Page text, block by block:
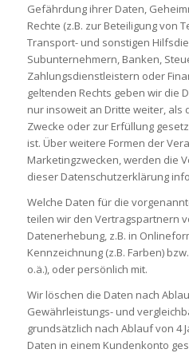
Gefährdung ihrer Daten,
Rechte (z.B. zur Beteiligung von
Transport- und sonstigen
Subunternehmern, Banken,
Zahlungsdienstleistern oder
geltenden Rechts geben wir die
nur insoweit an Dritte weiter,
Zwecke oder zur Erfüllung
ist. Über weitere Formen der
Marketingzwecken, werden die
dieser Datenschutzerklärung
Welche Daten für die
teilen wir den Vertragspartnern
Datenerhebung, z.B. in
Kennzeichnung (z.B. Farben)
o.ä.), oder persönlich mit.
Wir löschen die Daten nach
Gewährleistungs- und
grundsätzlich nach Ablauf von 4
Daten in einem Kundenkonto